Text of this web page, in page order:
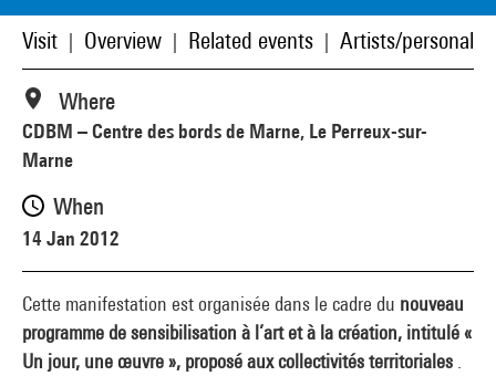
Visit Overview Related events Artists/
Cette manifestation est organisée dans le cadre du nouveau
programme de sensibilisation à l’art et à la création, intitulé «
Un jour, une œuvre », proposé aux collectivités territoriales
Where
CDBM – Centre des bords de Marne, Le Perreux-sur-
Marne
When
14 Jan 2012